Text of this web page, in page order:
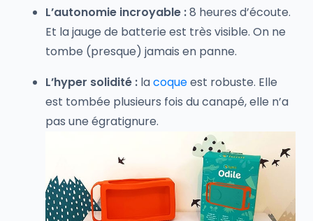
L’autonomie incroyable :8 heures d’écoute.
Et la jauge de batterie est très visible. On ne
tombe (presque) jamais en panne.
L’hyper solidité : lacoqueest robuste. Elle
est tombée plusieurs fois du canapé, elle n’a
pas une égratignure.